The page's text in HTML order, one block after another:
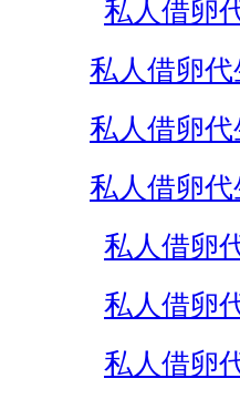
私人借卵
私人借卵
私人借卵
私人借卵
私人借卵
私人借卵
私人借卵